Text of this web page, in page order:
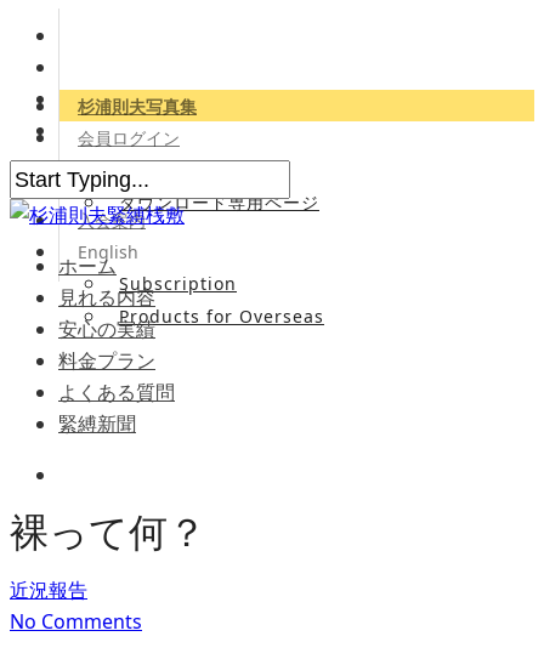
杉浦則夫写真集
会員ログイン
会員専用サイト
ダウンロード専用ページ
入会案内
English
Subscription
Products for Overseas
ホーム
見れる内容
安心の実績
料金プラン
よくある質問
緊縛新聞
裸って何？
近況報告
No Comments